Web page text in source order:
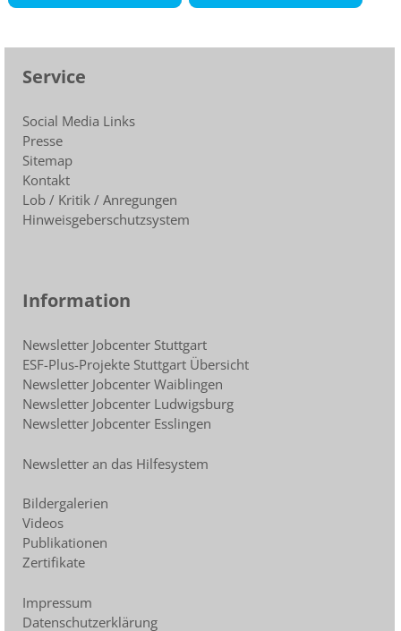
Service
Social Media Links
Presse
Sitemap
Kontakt
Lob / Kritik / Anregungen
Hinweisgeberschutzsystem
Information
Newsletter Jobcenter Stuttgart
ESF-Plus-Projekte Stuttgart Übersicht
Newsletter Jobcenter Waiblingen
Newsletter Jobcenter Ludwigsburg
Newsletter Jobcenter Esslingen
Newsletter an das Hilfesystem
Bildergalerien
Videos
Publikationen
Zertifikate
Impressum
Datenschutzerklärung